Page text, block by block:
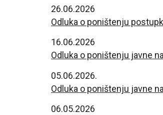
26.06.2026
Odluka o poništenju
16.06.2026
Odluka o poništenju javne
05.06.2026.
Odluka o poništenju javne
06.05.2026